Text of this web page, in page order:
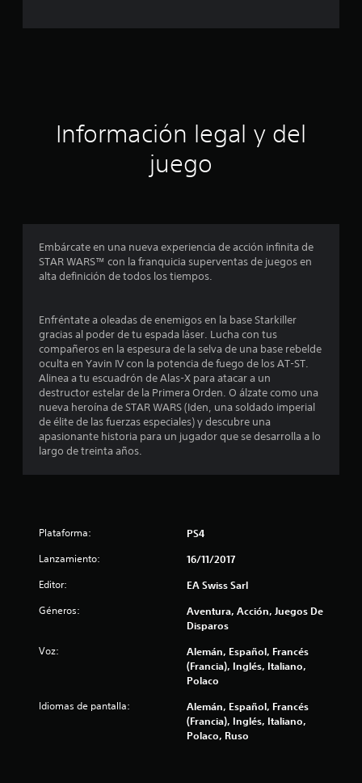
i
o
e
t
r
l
l
a
6
2
2
0
Información legal y del
juego
Embárcate en una nueva experiencia de acción infinita de
STAR WARS™ con la franquicia superventas de juegos en
alta definición de todos los tiempos.
Enfréntate a oleadas de enemigos en la base Starkiller
gracias al poder de tu espada láser. Lucha con tus
compañeros en la espesura de la selva de una base rebelde
oculta en Yavin IV con la potencia de fuego de los AT-ST.
Alinea a tu escuadrón de Alas-X para atacar a un
destructor estelar de la Primera Orden. O álzate como una
nueva heroína de STAR WARS (Iden, una soldado imperial
de élite de las fuerzas especiales) y descubre una
apasionante historia para un jugador que se desarrolla a lo
largo de treinta años.
Plataforma: PS4
Lanzamiento: 16/11/2017
Editor: EA Swiss Sarl
Géneros:
Aventura, Acción, Juegos De
Disparos
Voz:
Alemán, Español, Francés
(Francia), Inglés, Italiano,
Polaco
Idiomas de pantalla:
Alemán, Español, Francés
(Francia), Inglés, Italiano,
Polaco, Ruso